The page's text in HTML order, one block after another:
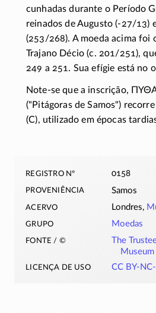
cunhadas durante o Período
reinados de Augusto(-27/13)
(253/268). A moeda acima foi
Trajano Décio (c. 201/251),
249 a 251. Sua efígie está no
Note-se que a inscrição,
("Pitágoras de Samos")
(Ϲ), utilizado em épocas
registro nº 0158
proveniência Samos
acervo Londres,
grupo Moedas
fonte / ©
The
Museum
licença de uso CC BY-